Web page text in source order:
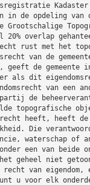
Kadaster
in de opdeling van
20% overlap
rust met het
van de
geeft de
als dit
van een
de
topografische
heeft, heeft de
Die
waterschap of
een van beide
geheel niet
van
u voor elk